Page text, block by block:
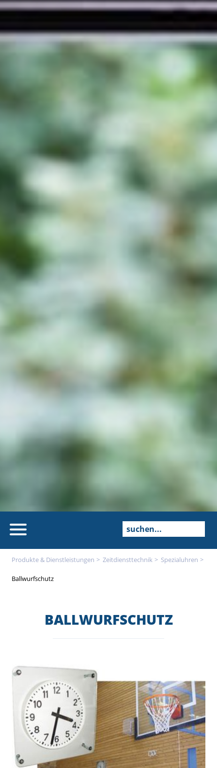
Produkte & Dienstleistungen Zeitdienst­technik Spezialuhren
Ballwurfschutz
BALLWURFSCHUTZ